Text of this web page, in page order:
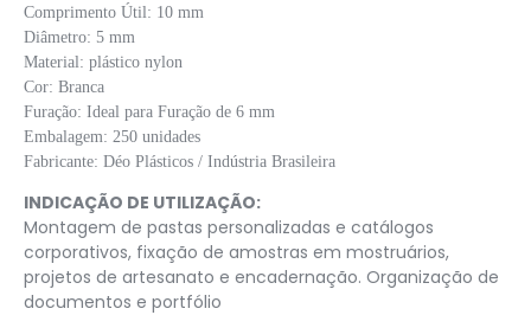
Comprimento Útil: 10 mm
Diâmetro: 5 mm
Material: plástico nylon
Cor: Branca
Furação: Ideal para Furação de 6 mm
Embalagem: 250 unidades
Fabricante: Déo Plásticos / Indústria Brasileira
INDICAÇÃO DE UTILIZAÇÃO:
Montagem de pastas personalizadas e catálogos
corporativos, fixação de amostras em mostruários,
projetos de artesanato e encadernação. Organização de
documentos e portfólio